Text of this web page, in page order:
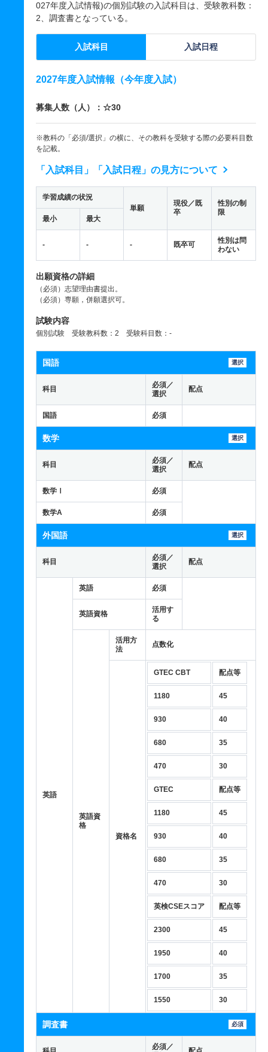
027年度入試情報)の個別試験の入試科目は、受験教科数：
2、調査書となっている。
入試科目 入試日程
2027年度入試情報（今年度入試）
募集人数（人）：☆30
※教科の「必須/選択」の横に、その教科を受験する際の必要科目数
を記載。
「入試科目」「入試日程」の見方について
学習成績の状況
単願
現役／既
卒
性別の制
限
最小 最大
- - - 既卒可
性別は問
わない
出願資格の詳細
（必須）志望理由書提出。
（必須）専願，併願選択可。
試験内容
個別試験 受験教科数：2 受験科目数：-
国語 選択
科目
必須／
選択
配点
国語 必須
数学 選択
科目
必須／
選択
配点
数学Ⅰ 必須
数学A 必須
外国語 選択
科目
必須／
選択
配点
英語
英語 必須
英語資格
活用す
る
英語資
格
活用方
法
点数化
資格名
GTEC CBT 配点等
1180 45
930 40
680 35
470 30
GTEC 配点等
1180 45
930 40
680 35
470 30
英検CSEスコア 配点等
2300 45
1950 40
1700 35
1550 30
調査書 必須
必須／